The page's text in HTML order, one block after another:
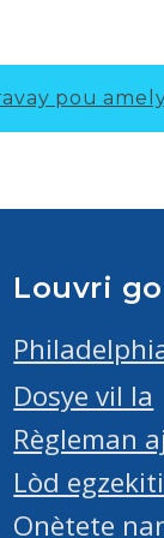
pou
Louvri
Dosye vil la
Règleman
Lòd
Onètete